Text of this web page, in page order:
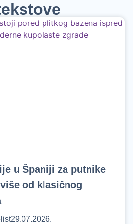
u Španiji za putnike
od klasičnog
29.07.2026.